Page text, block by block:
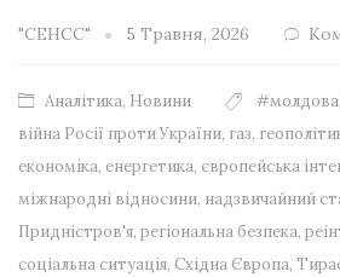
"СЕНСС" 5 Травня, 2026
Аналітика, Новини #молдова
війна Росії проти України, газ,
економіка, енергетика, європейська
міжнародні відносини, надзвичайний
Придністров'я, регіональна безпека,
соціальна ситуація, Східна Європа,